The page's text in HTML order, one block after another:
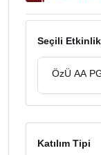
Seçili Etkinlik
ÖzÜ AA
Katılım Tipi